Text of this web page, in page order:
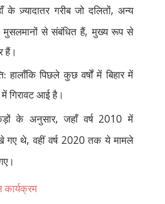
के ज़्यादातर गरीब जो दलितों,अन्य
मुसलमानों से संबंधित हैं,मुख्य रूप से
हैं।
हालाँकि पिछले कुछ वर्षों में बिहार में
गिरावट आई है।
के अनुसार,जहाँ वर्ष 2010 में
गए थे,वहीं वर्ष 2020 तक ये मामले
कार्यक्रम